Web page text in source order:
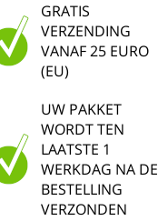
GRATIS
VERZENDING
VANAF 25 EURO
(EU)
UW PAKKET
WORDT TEN
LAATSTE 1
WERKDAG NA DE
BESTELLING
VERZONDEN